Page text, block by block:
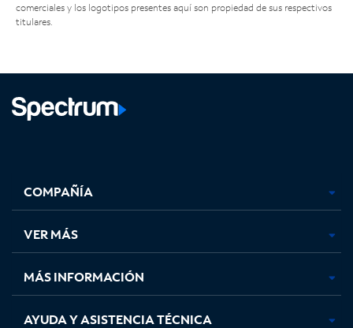
comerciales y los logotipos presentes aquí son propiedad de sus respectivos
titulares.
abre
en
pestaña
nueva
abre
en
pestaña
nueva
abre
en
pestaña
nueva
en
nueva
COMPAÑÍA
VER MÁS
MÁS INFORMACIÓN
AYUDA Y ASISTENCIA TÉCNICA